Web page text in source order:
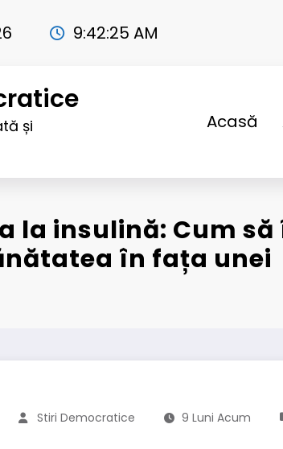
9:42:26 AM
și
Acasă
la insulină: Cum să
în fața unei
Stiri Democratice 9 Luni Acum